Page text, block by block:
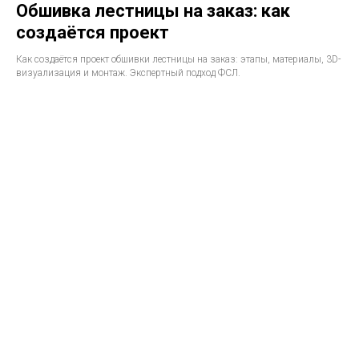
Обшивка лестницы на заказ: как
создаётся проект
Как создаётся проект обшивки лестницы на заказ: этапы, материалы, 3D-
визуализация и монтаж. Экспертный подход ФСЛ.